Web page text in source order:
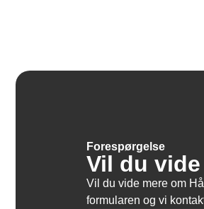
Forespørgelse
Vil du
Vil du vide mere om
formularen og vi